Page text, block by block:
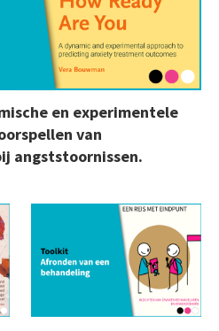
en experimentele
van
angststoornissen.